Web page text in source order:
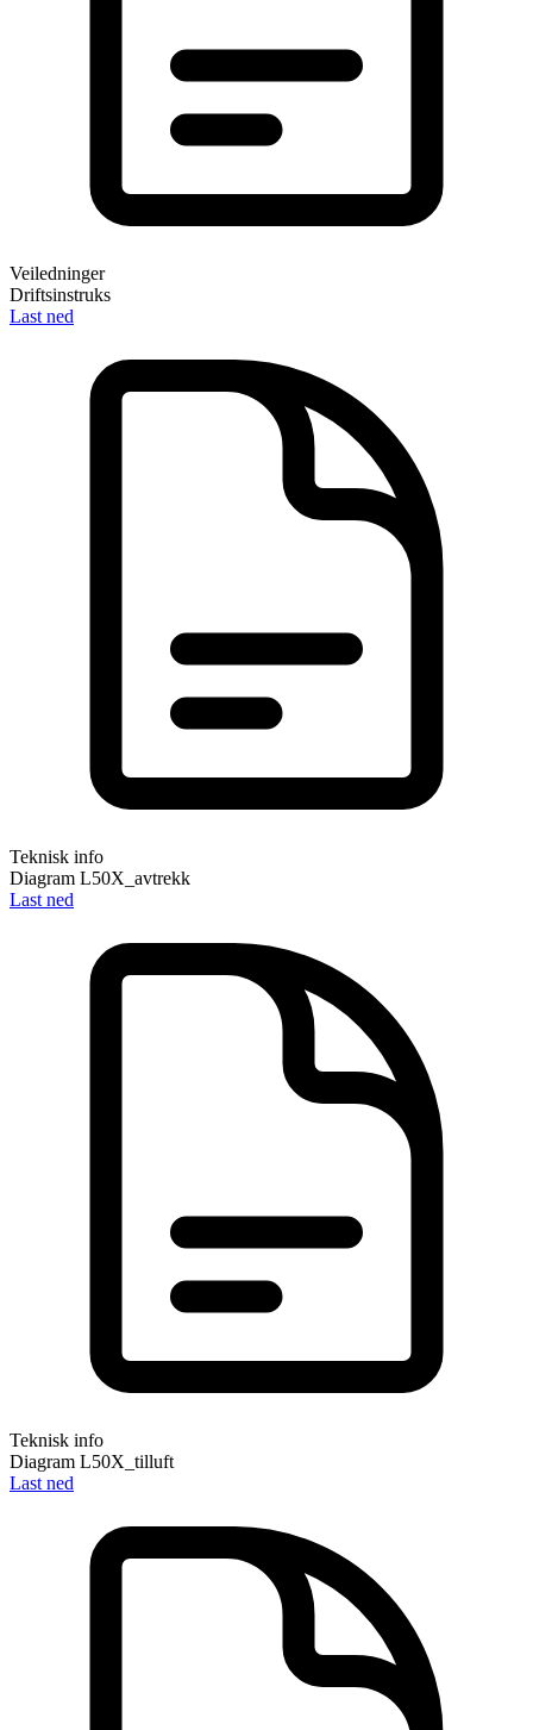
Veiledninger
Driftsinstruks
Last ned
Teknisk info
Diagram L50X_avtrekk
Last ned
Teknisk info
Diagram L50X_tilluft
Last ned